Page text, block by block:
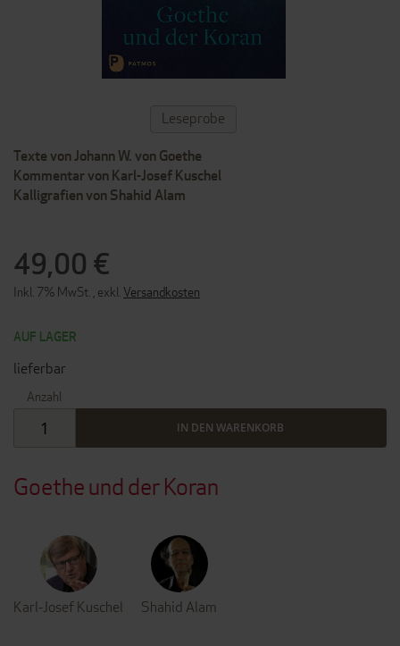
Goethe und der Koran
Karl-Josef Kuschel Shahid Alam
Texte von Johann W. von Goethe
Kommentar von Karl-Josef Kuschel
Kalligrafien von Shahid Alam
49,00 €
Inkl. 7% MwSt. exkl. Versandkosten
AUF LAGER
lieferbar
Anzahl
IN DEN WARENKORB
ZUM
ANFANG
BILDERGALERIE
SPRINGEN
Leseprobe